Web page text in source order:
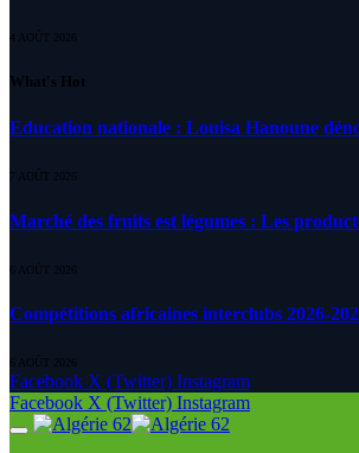
4 AOÛT 2026
What's Hot
Education nationale : Louisa Hanoune
7 AOÛT 2026
Marché des fruits est légumes : Les
6 AOÛT 2026
Compétitions africaines interclubs 2026-
6 AOÛT 2026
Facebook X (Twitter) Instagram
Facebook X (Twitter) Instagram